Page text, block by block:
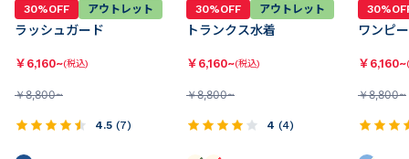
30%OFF アウトレット
ラッシュガード
￥ 6,160~(税込)
￥8,800~
4.5 (7)
30%OFF アウトレット
トランクス水着
￥ 6,160~(税込)
￥8,800~
4 (4)
ワンピ
￥ 6,160~
￥8,800~